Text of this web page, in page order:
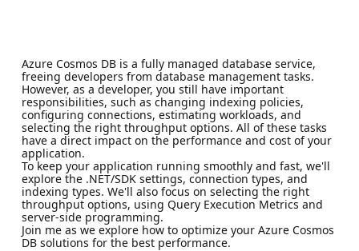
Azure Cosmos DB is a fully managed database service,
freeing developers from database management tasks.
However, as a developer, you still have important
responsibilities, such as changing indexing policies,
configuring connections, estimating workloads, and
selecting the right throughput options. All of these tasks
have a direct impact on the performance and cost of your
application.
To keep your application running smoothly and fast, we'll
explore the .NET/SDK settings, connection types, and
indexing types. We'll also focus on selecting the right
throughput options, using Query Execution Metrics and
server-side programming.
Join me as we explore how to optimize your Azure Cosmos
DB solutions for the best performance.